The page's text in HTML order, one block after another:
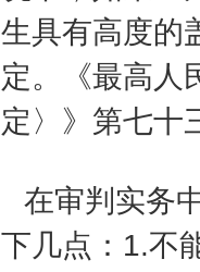
生具有高度的
定。《最高人
定〉》第七十
在审判实务
下几点： 1.不